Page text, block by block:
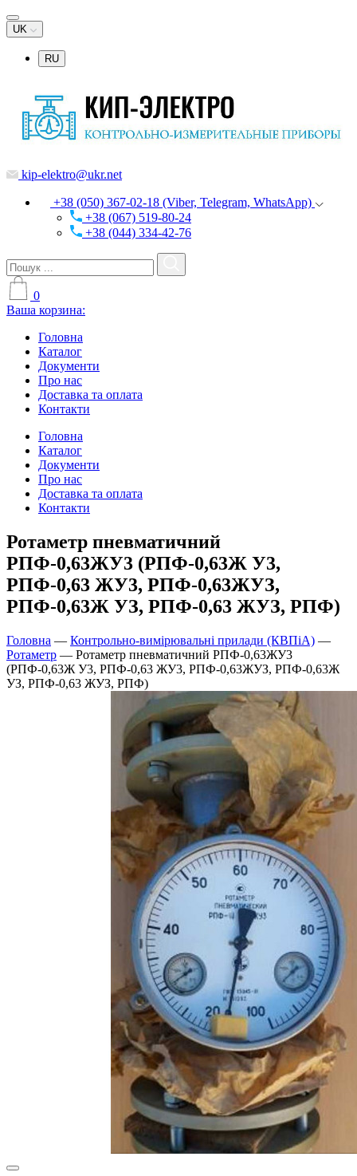
UK
RU
kip-elektro@ukr.net
+38 (050) 367-02-18 (Viber, Telegram, WhatsApp)
+38 (067) 519-80-24
+38 (044) 334-42-76
0
Ваша корзина:
Головна
Каталог
Документи
Про нас
Доставка та оплата
Контакти
Головна
Каталог
Документи
Про нас
Доставка та оплата
Контакти
Ротаметр пневматичний
РПФ-0,63ЖУ3 (РПФ-0,63Ж У3,
РПФ-0,63 ЖУ3, РПФ-0,63ЖУЗ,
РПФ-0,63Ж УЗ, РПФ-0,63 ЖУЗ, РПФ)
Головна — Контрольно-вимірювальні прилади (КВПіА) —
Ротаметр — Ротаметр пневматичний РПФ-0,63ЖУ3
(РПФ-0,63Ж У3, РПФ-0,63 ЖУ3, РПФ-0,63ЖУЗ, РПФ-0,63Ж
УЗ, РПФ-0,63 ЖУЗ, РПФ)